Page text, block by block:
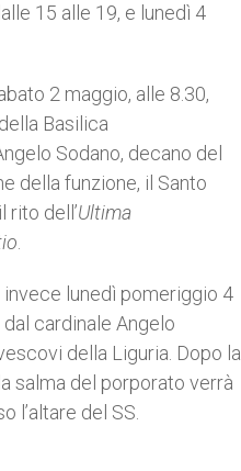
15 alle 19, e lunedì 4
2 maggio, alle 8.30,
Basilica
Sodano, decano del
della funzione, il Santo
rito dell’Ultima
invece lunedì pomeriggio 4
cardinale Angelo
della Liguria. Dopo la
salma del porporato verrà
l’altare del SS.